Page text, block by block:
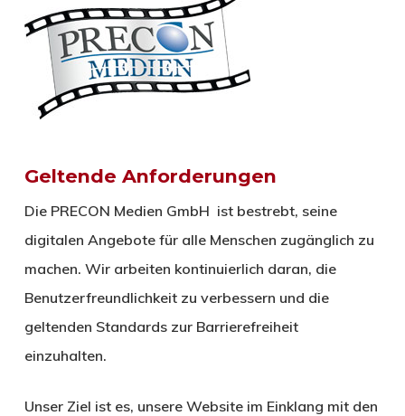
Geltende Anforderungen
Die PRECON Medien GmbH ist bestrebt, seine
digitalen Angebote für alle Menschen zugänglich zu
machen. Wir arbeiten kontinuierlich daran, die
Benutzerfreundlichkeit zu verbessern und die
geltenden Standards zur Barrierefreiheit
einzuhalten.
Unser Ziel ist es, unsere Website im Einklang mit den